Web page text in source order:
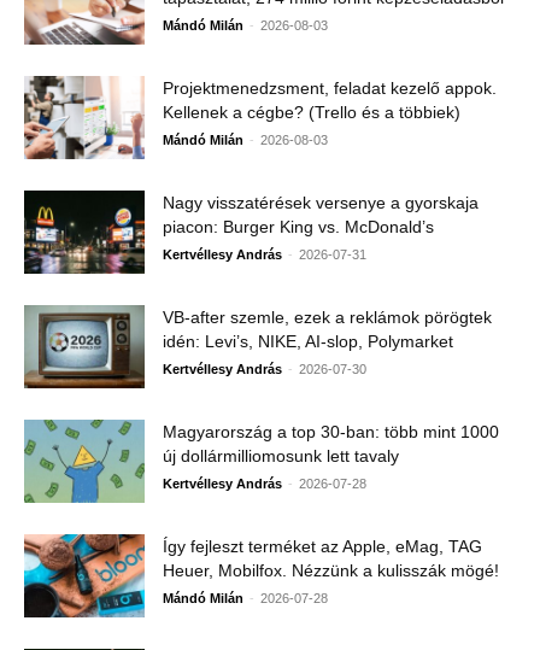
Mándó Milán - 2026-08-03
Projektmenedzsment, feladat kezelő appok.
Kellenek a cégbe? (Trello és a többiek)
Mándó Milán - 2026-08-03
Nagy visszatérések versenye a gyorskaja
piacon: Burger King vs. McDonald’s
Kertvéllesy András - 2026-07-31
VB-after szemle, ezek a reklámok pörögtek
idén: Levi’s, NIKE, AI-slop, Polymarket
Kertvéllesy András - 2026-07-30
Magyarország a top 30-ban: több mint 1000
új dollármilliomosunk lett tavaly
Kertvéllesy András - 2026-07-28
Így fejleszt terméket az Apple, eMag, TAG
Heuer, Mobilfox. Nézzünk a kulisszák mögé!
Mándó Milán - 2026-07-28